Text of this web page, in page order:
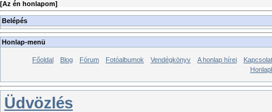
[Az én honlapom]
Belépés
Honlap-menü
Főoldal Blog Fórum Fotóalbumok Vendégkönyv A honlap hírei
Kapcsolat
Üdvözlés